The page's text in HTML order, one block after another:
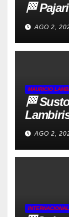
🏁
AGO 2,
MAURICIO
🏁
AGO 2,
INTERNACIONAL